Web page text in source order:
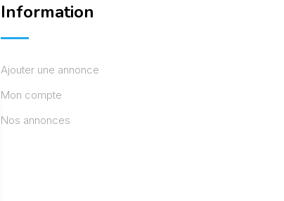
Information
Ajouter une annonce
Mon compte
Nos annonces